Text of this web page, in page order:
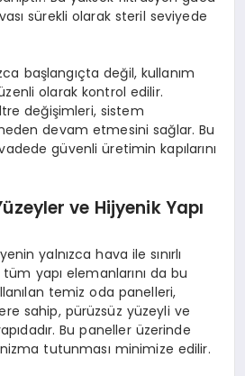
sürekli olarak steril seviyede
başlangıçta değil, kullanım
olarak kontrol edilir.
değişimleri, sistem
devam etmesini sağlar. Bu
güvenli üretimin kapılarını
ve Hijyenik Yapı
yalnızca hava ile sınırlı
tüm yapı elemanlarını da bu
temiz oda panelleri,
sahip, pürüzsüz yüzeyli ve
Bu paneller üzerinde
tutunması minimize edilir.